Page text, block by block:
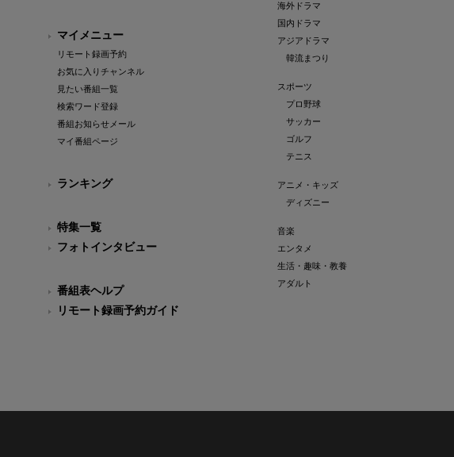
マイメニュー
リモート録画予約
お気に入りチャンネル
見たい番組一覧
検索ワード登録
番組お知らせメール
マイ番組ページ
ランキング
特集一覧
フォトインタビュー
番組表ヘルプ
リモート録画予約ガイド
海外ドラマ
国内ドラマ
アジアドラマ
韓流まつり
スポーツ
プロ野球
サッカー
ゴルフ
テニス
アニメ・キッズ
ディズニー
音楽
エンタメ
生活・趣味・教養
アダルト